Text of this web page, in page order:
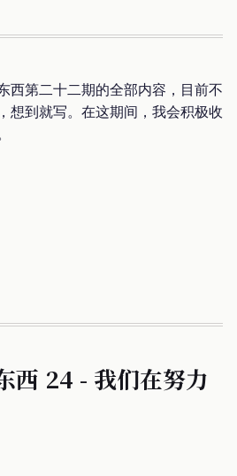
西第二十二期的全部内容，目前不
想到就写。在这期间，我会积极收
西 24 - 我们在努力